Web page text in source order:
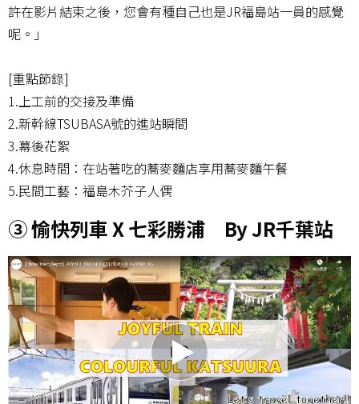
許在影片結束之後，您會有種自己也是JR福島站一員的感覺
呢。」
[重點節錄]
1.上工前的交接及準備
2.新幹線TSUBASA號的進站瞬間
3.幕後花絮
4.休息時間：在站著吃的蕎麥麵店享用蕎麥麵午餐
5.民間工藝：福島木芥子人偶
③ 愉快列車 X 七彩勝浦 By JR千葉站